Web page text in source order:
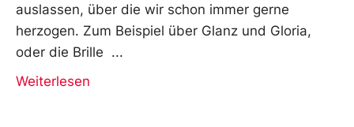
auslassen, über die wir schon immer gerne
herzogen. Zum Beispiel über Glanz und Gloria,
oder die Brille
Weiterlesen